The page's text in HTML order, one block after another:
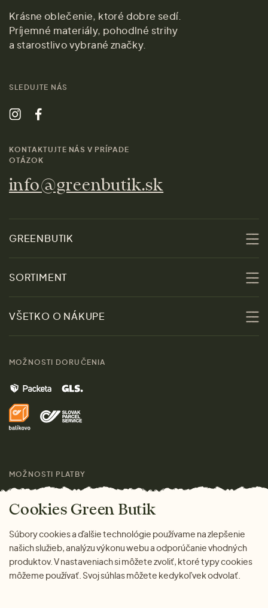
Krásne oblečenie, ktoré dobre sedí.
Príjemné materiály, pohodlné strihy
a starostlivo vybrané značky.
SLEDUJTE NÁS
KONTAKTUJTE NÁS V PRÍPADE
OTÁZOK
info@greenbutik.sk
GREENBUTIK
Udržateľnosť
Kontakt
Značky
Pre médiá
SORTIMENT
Zľavy
Ženy
Muži
Domov
Darčeky
VŠETKO O NÁKUPE
Doprava a platba
MOŽNOSTI DORUČENIA
MOŽNOSTI PLATBY
Cookies Green Butik
Súbory cookies a ďalšie technológie používame na zlepšenie
našich služieb, analýzu výkonu webu a odporúčanie vhodných
produktov. V nastaveniach si môžete zvoliť, ktoré typy cookies
môžeme používať. Svoj súhlas môžete kedykoľvek odvolať.